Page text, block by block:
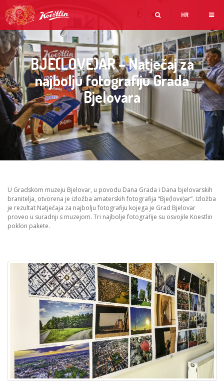
HR
BJE(LOVE)AR – Natječaj za
najbolju fotografiju Grada
Bjelovara
U Gradskom muzeju Bjelovar, u povodu Dana Grada i Dana bjelovarskih
branitelja, otvorena je izložba amaterskih fotografija “Bje(love)ar”. Izložba
je rezultat Natječaja za najbolju fotografiju kojega je Grad Bjelovar
proveo u suradnji s muzejom. Tri najbolje fotografije su osvojile Koestlin
poklon pakete.